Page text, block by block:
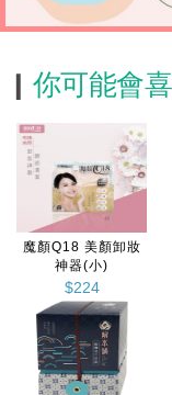
你可能會
溪州
辣味豆哥 - 麻